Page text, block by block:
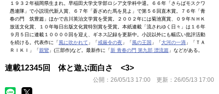
１９３２年福岡県生まれ。早稲田大学文学部ロシア文学科中退。６６年「さらばモスクワ
愚連隊」で小説現代新人賞、６７年「蒼ざめた馬を見よ」で第５６回直木賞。７６年「青
春の門 筑豊篇」ほかで吉川英治文学賞を受賞。２００２年には菊池寛賞、０９年ＮＨＫ
放送文化賞、１０年毎日出版文化賞特別賞を受賞。本紙連載「流されゆく日々」は１６年
９月５日に連載１００００回を迎え、ギネス記録を更新中。小説以外にも幅広い批評活動
を続ける。代表作に「風に吹かれて 」「戒厳令の夜 」「風の王国 」「大河の一滴 」「ＴＡ
ＲＩＫＩ」「親鸞 」(三部作)など。最新作に「新 青春の門 第九部 漂流篇 」などがある。
連載12345回 体と遊ぶ面白さ <3>
公開： 26/05/13 17:00 更新： 26/05/13 17:00